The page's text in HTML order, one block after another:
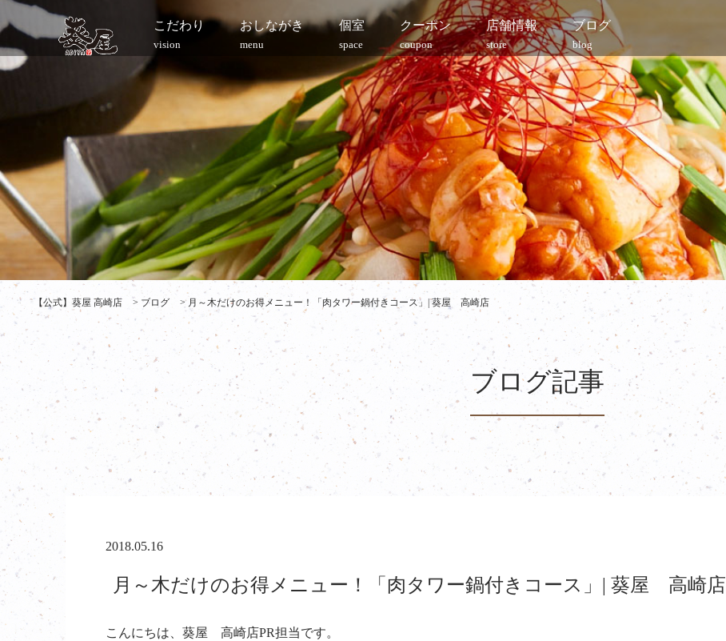
こだわり
vision
おしながき
menu
個室
space
クーポン
coupon
店舗情報
store
ブログ
blog
【公式】葵屋 高崎店 > ブログ > 月～木だけのお得メニュー！「肉タワー鍋付きコース」| 葵屋 高崎店
ブログ記事
2018.05.16
月～木だけのお得メニュー！「肉タワー鍋付きコース」| 葵屋 高崎店
こんにちは、葵屋 高崎店PR担当です。